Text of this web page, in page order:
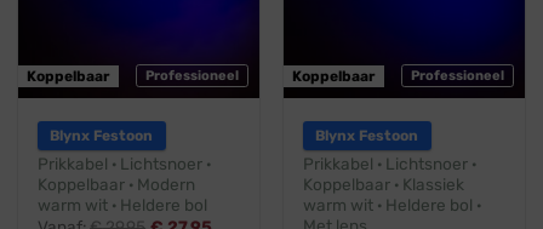
Professioneel
Koppelbaar
Blynx Festoon
Prikkabel · Lichtsnoer ·
Koppelbaar · Modern
warm wit · Heldere bol
Professioneel
Koppelbaar
Blynx Festoon
Prikkabel · Lichtsnoer ·
Koppelbaar · Klassiek
warm wit · Heldere bol ·